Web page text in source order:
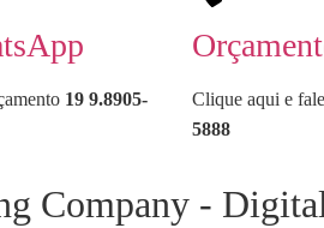
19 9.8905-
Clique aqui e
5888
Company -